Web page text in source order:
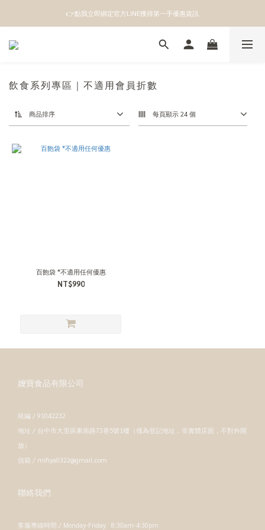
👉點我立即綁定官方LINE獲得第一手優惠資訊
👉點我立即綁定官方LINE獲得第一手優惠資訊
註冊成為新會員即領100元購物金
飲食系列專區｜不適用會員折數
商品排序 每頁顯示 24 個
百飽袋 *不適用任何優惠
NT$990
嬤寶食品有限公司
統編 / 91042232
地址 / 台中市大里區東南路73巷5號1樓（僅為登記地址，非實體店面，不對外開
放）
信箱 / mifiya0322@gmail.com
聯絡我們
客服專線時間 / Monday-Friday 8:30am-4:30pm